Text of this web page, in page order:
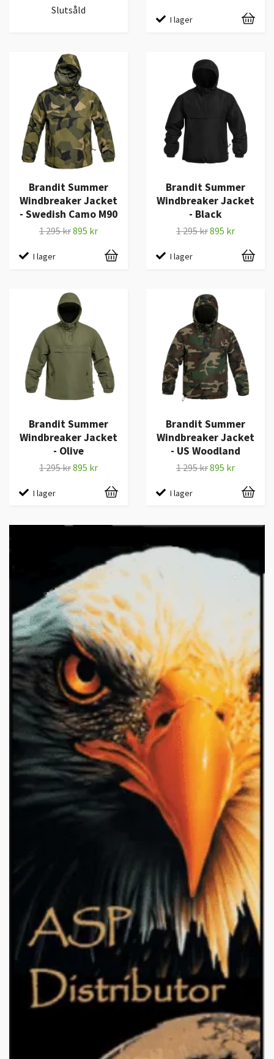
Slutsåld
I lager
Brandit Summer
Windbreaker Jacket
- Swedish Camo M90
1 295 kr895 kr
I lager
Brandit Summer
Windbreaker Jacket
- Black
1 295 kr895 kr
I lager
Brandit Summer
Windbreaker Jacket
- Olive
1 295 kr895 kr
I lager
Brandit Summer
Windbreaker Jacket
- US Woodland
1 295 kr895 kr
I lager